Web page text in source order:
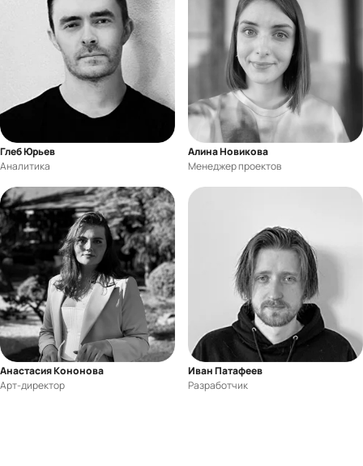
Глеб Юрьев
Аналитика
Алина Новикова
Менеджер проектов
Анастасия Кононова
Арт-директор
Иван Патафеев
Разработчик